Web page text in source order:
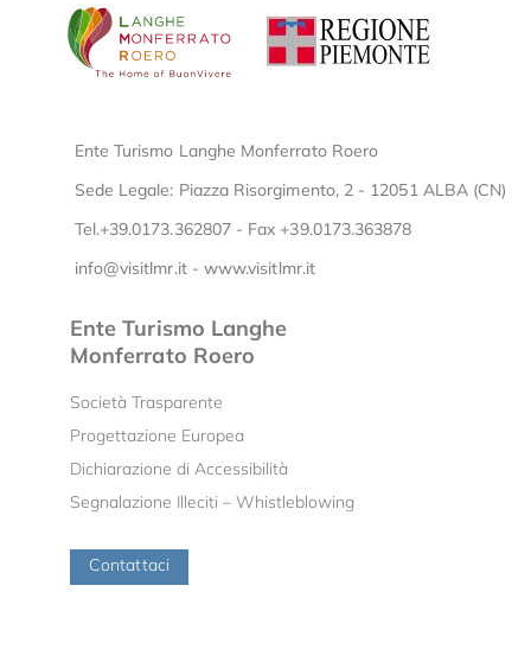
Ente Turismo Langhe Monferrato Roero
Sede Legale: Piazza Risorgimento, 2 - 12051 ALBA (CN)
Tel.+39.0173.362807 - Fax +39.0173.363878
info@visitlmr.it- www.visitlmr.it
Ente Turismo Langhe
Monferrato Roero
Società Trasparente
Progettazione Europea
Dichiarazione di Accessibilità
Segnalazione Illeciti – Whistleblowing
Contattaci